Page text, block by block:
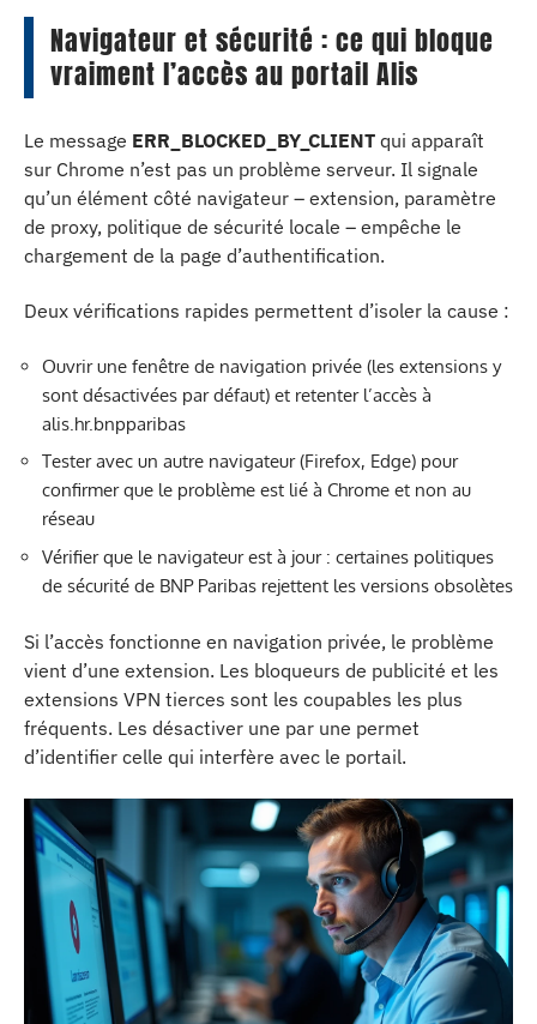
Navigateur et sécurité : ce qui bloque
vraiment l’accès au portail Alis
Le message ERR_BLOCKED_BY_CLIENT qui apparaît
sur Chrome n’est pas un problème serveur. Il signale
qu’un élément côté navigateur – extension, paramètre
de proxy, politique de sécurité locale – empêche le
chargement de la page d’authentification.
Deux vérifications rapides permettent d’isoler la cause :
Ouvrir une fenêtre de navigation privée (les extensions y
sont désactivées par défaut) et retenter l’accès à
alis.hr.bnpparibas
Tester avec un autre navigateur (Firefox, Edge) pour
confirmer que le problème est lié à Chrome et non au
réseau
Vérifier que le navigateur est à jour : certaines politiques
de sécurité de BNP Paribas rejettent les versions obsolètes
Si l’accès fonctionne en navigation privée, le problème
vient d’une extension. Les bloqueurs de publicité et les
extensions VPN tierces sont les coupables les plus
fréquents. Les désactiver une par une permet
d’identifier celle qui interfère avec le portail.